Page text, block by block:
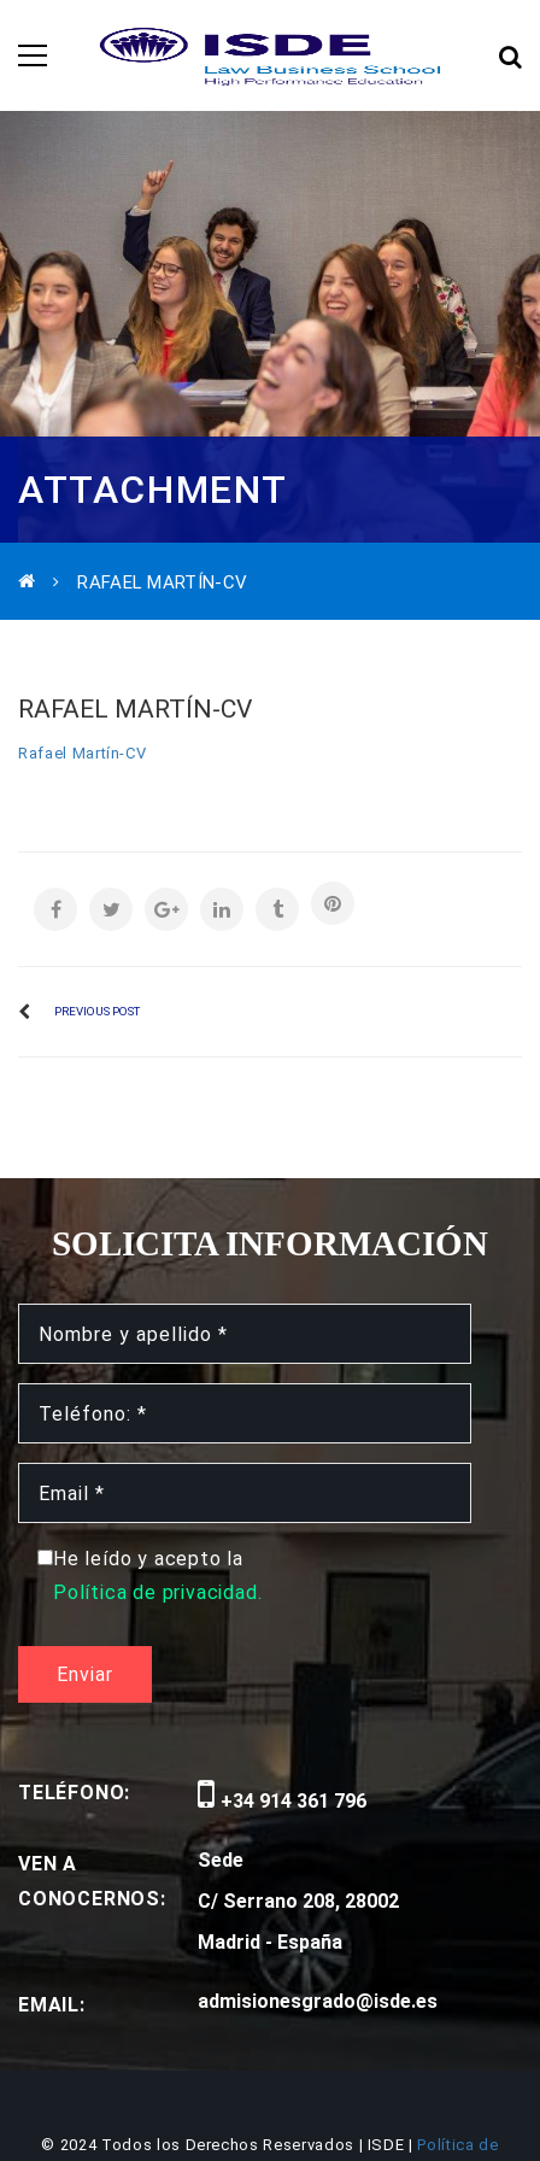
ATTACHMENT
RAFAEL MARTÍN-CV
RAFAEL MARTÍN-CV
Rafael Martín-CV
PREVIOUS POST
SOLICITA INFORMACIÓN
He leído y acepto la
Política de privacidad.
TELÉFONO: +34 914 361 796
VEN A
CONOCERNOS:
Sede
C/ Serrano 208, 28002
Madrid - España
EMAIL: admisionesgrado@isde.es
© 2024 Todos los Derechos Reservados | ISDE |Política de